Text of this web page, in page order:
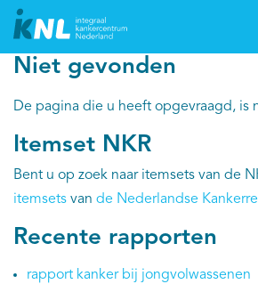
Niet gevonden
De pagina die u heeft opgevraagd, is
Itemset NKR
Bent u op zoek naar itemsets van de
itemsets van de Nederlandse
Recente rapporten
rapport kanker bij jongvolwassenen